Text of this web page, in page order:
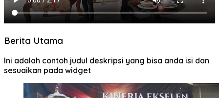
Berita Utama
Ini adalah contoh judul deskripsi yang bisa anda isi dan
sesuaikan pada widget